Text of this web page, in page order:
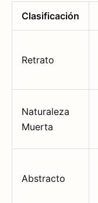
Clasificación
Retrato
Naturaleza
Muerta
Abstracto